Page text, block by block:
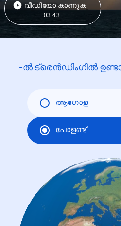
വീഡിയോ കാണുക
03:43
-ൽ ട്രെൻഡിംഗിൽ
ആഗോള
പോളണ്ട്